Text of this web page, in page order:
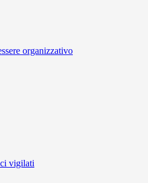
organizzativo
vigilati